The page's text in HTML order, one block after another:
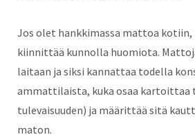
Jos olet hankkimassa mattoa
kiinnittää kunnolla huomiota.
laitaan ja siksi kannattaa todella
ammattilaista, kuka osaa kartoittaa
tulevaisuuden) ja määrittää sitä
maton.